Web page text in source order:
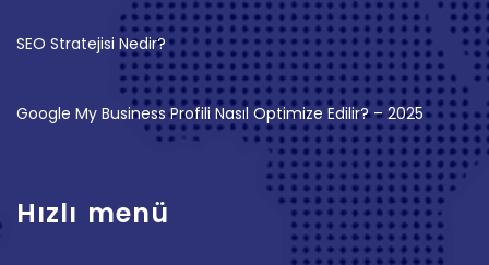
SEO Stratejisi Nedir?
Google My Business Profili Nasıl Optimize Edilir? – 2025
Hızlı menü